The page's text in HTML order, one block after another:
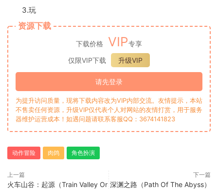
3.玩
资源下载
下载价格 VIP专享
仅限VIP下载
升级VIP
请先登录
为提升访问质量，现将下载内容改为VIP内部交流。友情提示，本站
不售卖任何资源，升级VIP仅代表个人对网站的友情打赏，用于服务
器维护运营成本！如遇问题请联系客服QQ：3674141823
动作冒险 肉鸽 角色扮演
上一篇
火车山谷：起源（Train Valley Or
下一篇
深渊之路（Path Of The Abyss）